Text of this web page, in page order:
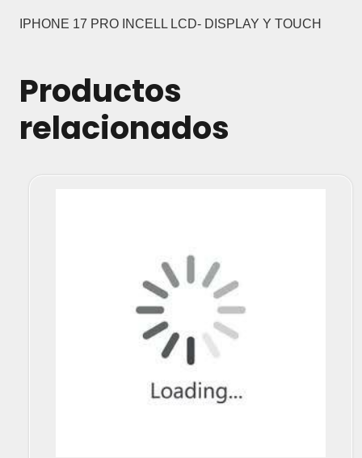
cantidad
IPHONE 17 PRO INCELL LCD- DISPLAY Y TOUCH
Productos
relacionados